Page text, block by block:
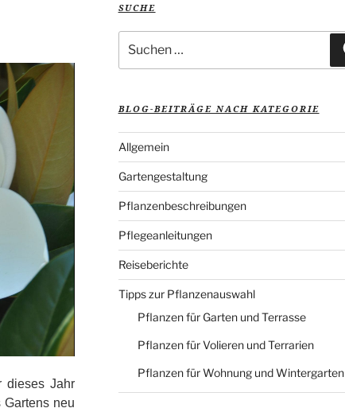
dieses Jahr
neu
SUCHE
nach:
BLOG-BEITRÄGE NACH KATEGORIE
Allgemein
Gartengestaltung
Pflanzenbeschreibungen
Pflegeanleitungen
Reiseberichte
Tipps zur Pflanzenauswahl
Pflanzen für Garten und Terrasse
Pflanzen für Volieren und Terrarien
Pflanzen für Wohnung und Wintergarten